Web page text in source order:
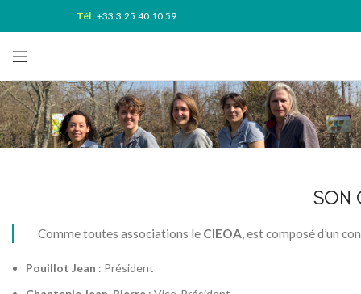
Tél:+33.3.25.40.10.59
SON
Comme toutes associations le CIEOA, est composé d’un
Pouillot Jean : Président